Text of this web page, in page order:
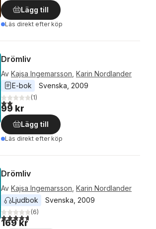
Lägg till
Läs direkt efter köp
Drömliv
Av Kajsa Ingemarsson Karin Nordlander
E-bok
Svenska 2009
2,0utav 5 stjärnor. Totalt antal röster:
(1)
99 kr
Lägg till
Läs direkt efter köp
Drömliv
Av Kajsa Ingemarsson Karin Nordlander
Ljudbok
Svenska 2009
4,7utav 5 stjärnor. Totalt antal röster:
(6)
169 kr